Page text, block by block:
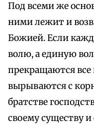
Под всеми же
ними лежит и
Божией. Если
волю, а единую
прекращаются все
вырываются с
братстве
своему существу и